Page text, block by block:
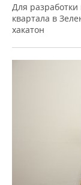
Для
квартала в
хакатон